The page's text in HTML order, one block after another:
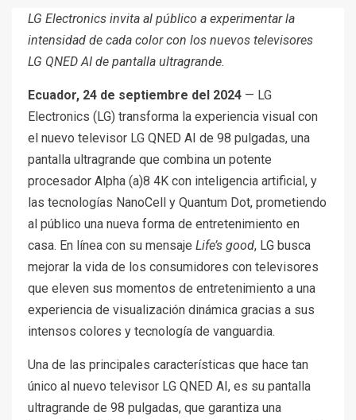
LG Electronics invita al público a experimentar la
intensidad de cada color con los nuevos televisores
LG QNED AI de pantalla ultragrande.
Ecuador, 24 de septiembre del 2024 — LG
Electronics (LG) transforma la experiencia visual con
el nuevo televisor LG QNED AI de 98 pulgadas, una
pantalla ultragrande que combina un potente
procesador Alpha (a)8 4K con inteligencia artificial, y
las tecnologías NanoCell y Quantum Dot, prometiendo
al público una nueva forma de entretenimiento en
casa. En línea con su mensaje Life’s good, LG busca
mejorar la vida de los consumidores con televisores
que eleven sus momentos de entretenimiento a una
experiencia de visualización dinámica gracias a sus
intensos colores y tecnología de vanguardia.
Una de las principales características que hace tan
único al nuevo televisor LG QNED AI, es su pantalla
ultragrande de 98 pulgadas, que garantiza una